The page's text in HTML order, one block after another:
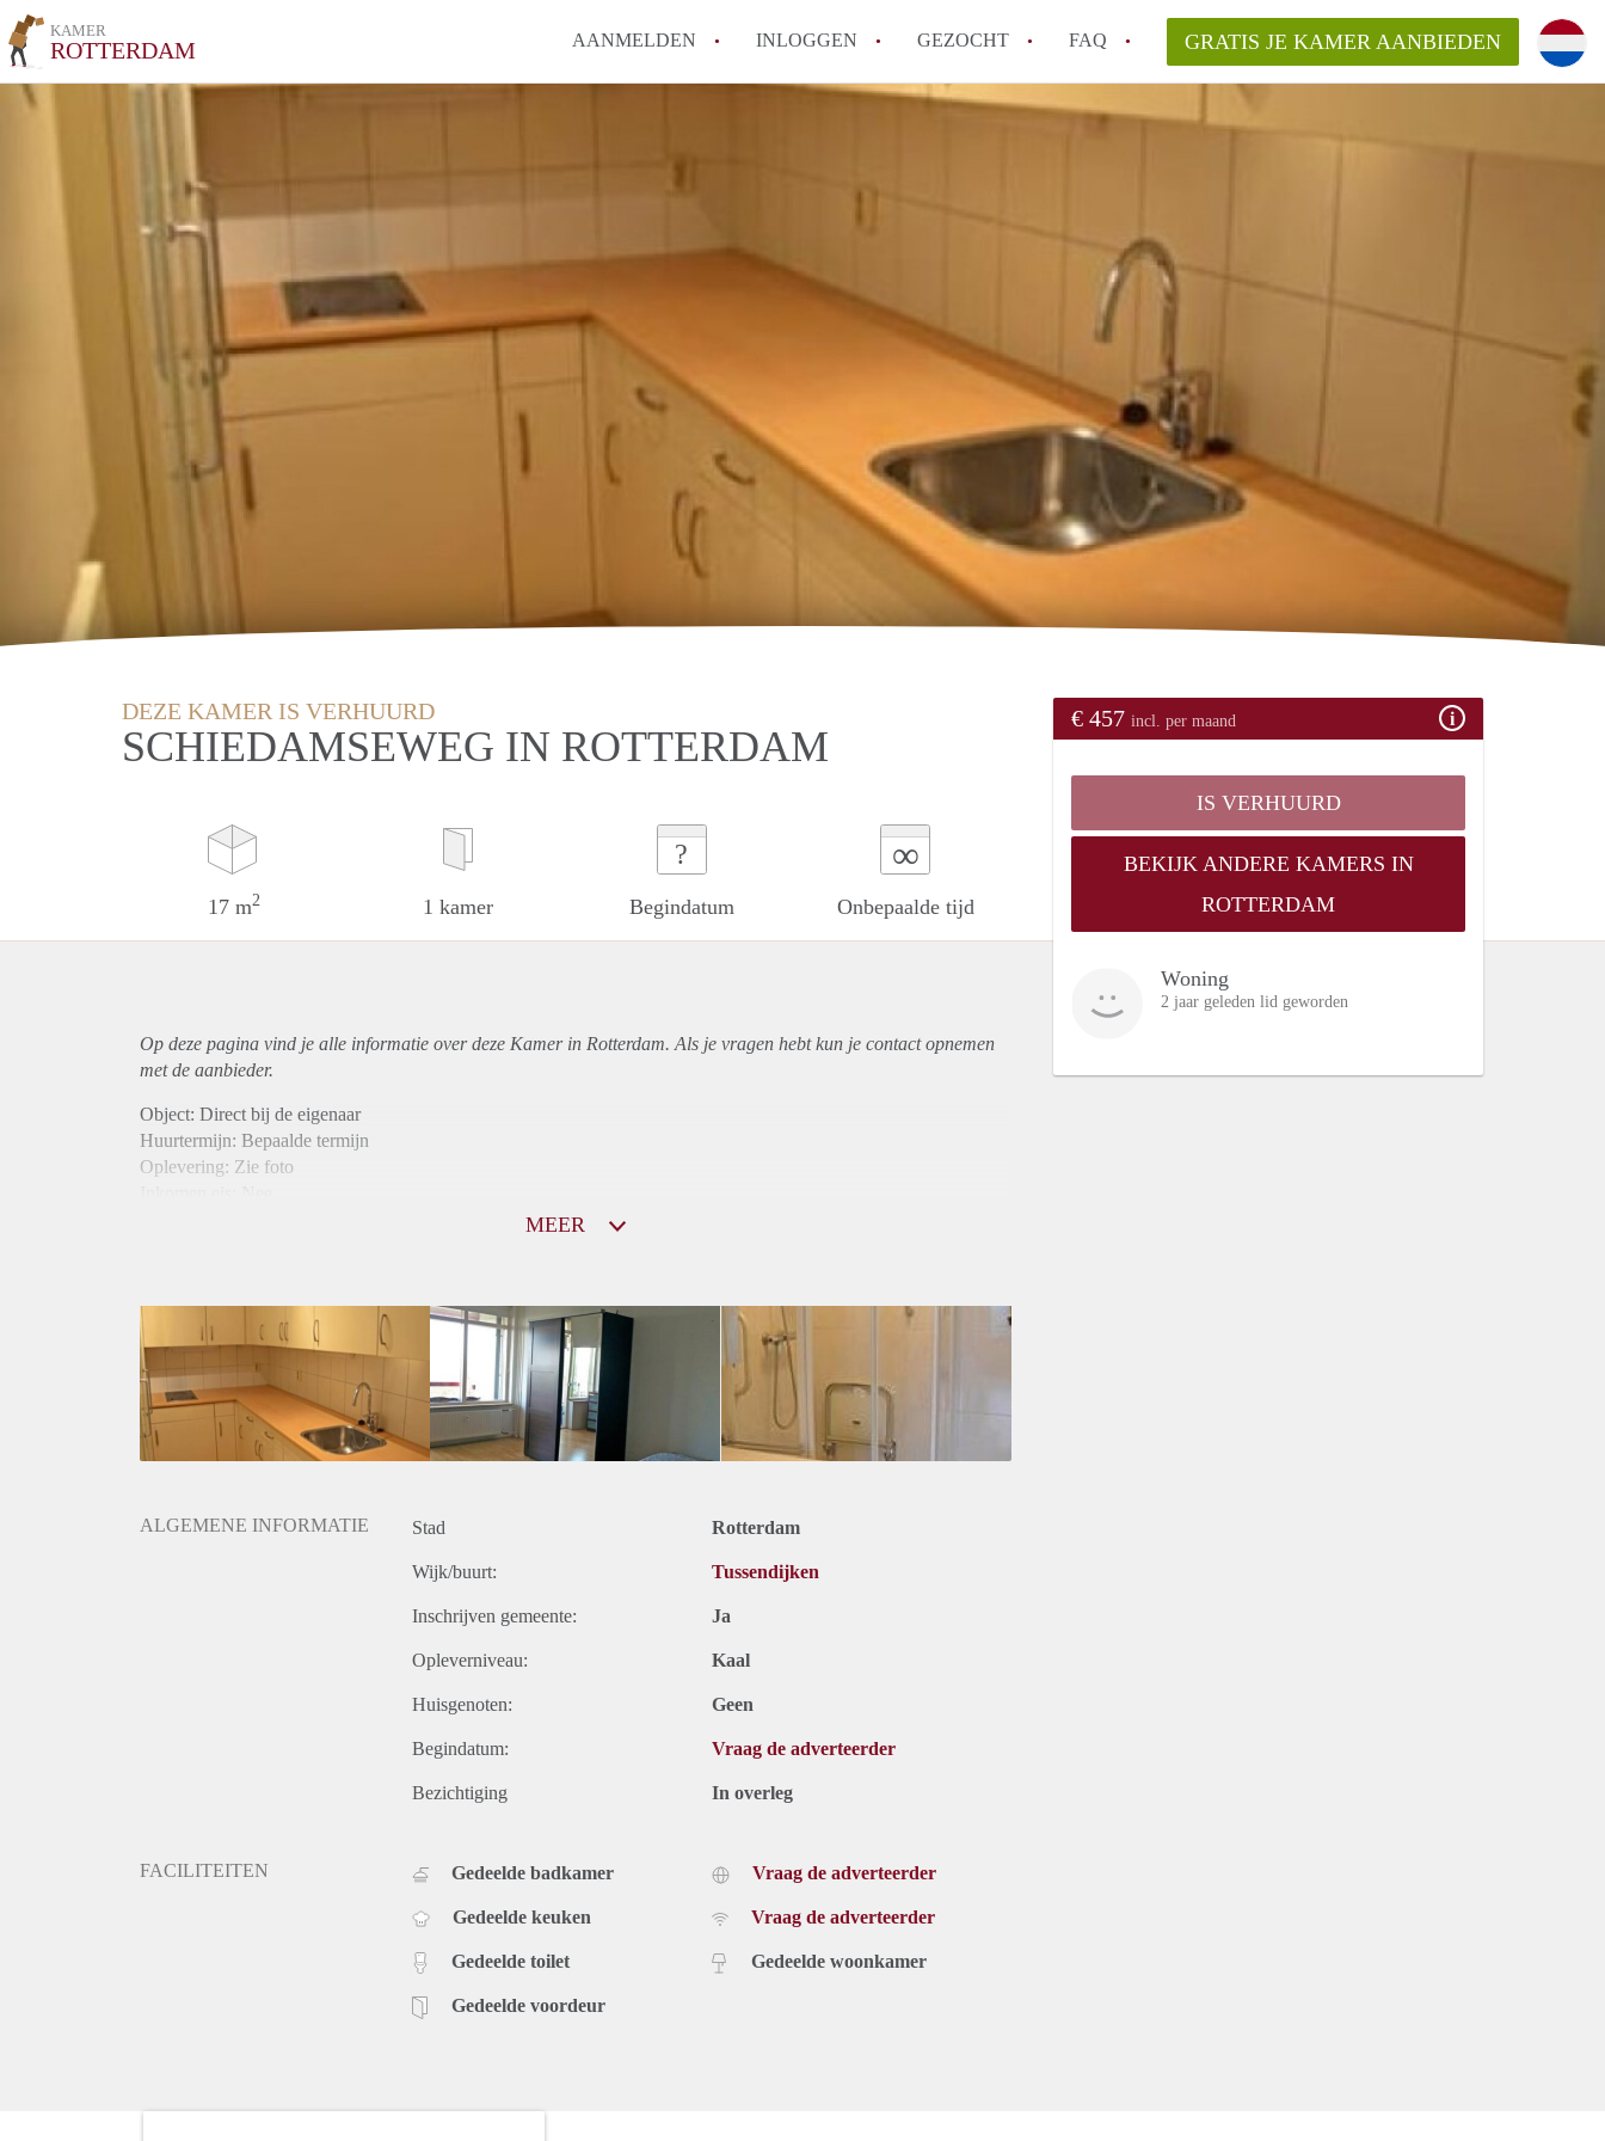
KAMER
ROTTERDAM AANMELDEN INLOGGEN GEZOCHT FAQ
Moet ik mij inschrijven bij de gemeente als ik een kamer huur in
Hoe groot is de kans dat ik snel een kamer vind?
Wat kost een studentenkamer gemiddeld in Rotterdam?
In welke wijken van Rotterdam kan ik het beste wonen als student?
Hoe vind ik een kamer in Rotterdam?
Alle veelgestelde vragen
GRATIS JE KAMER AANBIEDEN
DEZE KAMER IS VERHUURD
SCHIEDAMSEWEG IN ROTTERDAM
17 m2 1 kamer
?
Begindatum
∞
Onbepaalde tijd
€ 457 incl. per maand
IS VERHUURD
BEKIJK ANDERE KAMERS IN
ROTTERDAM
Woning
2 jaar geleden lid geworden
Op deze pagina vind je alle informatie over deze Kamer in Rotterdam. Als je vragen hebt kun je contact opnemen
met de aanbieder.
Object: Direct bij de eigenaar
Huurtermijn: Bepaalde termijn
Oplevering: Zie foto
Gedeelde Douche: Ja
Gedeelde woonkamer: Ja
Huisgenoten: Ja
Geslacht huisgenoten: Gemengd
MEER
ALGEMENE INFORMATIE Stad Rotterdam
Wijk/buurt: Tussendijken
Inschrijven gemeente: Ja
Opleverniveau: Kaal
Huisgenoten: Geen
Begindatum: Vraag de adverteerder
Bezichtiging In overleg
FACILITEITEN Gedeelde badkamer
Gedeelde keuken
Gedeelde toilet
Gedeelde voordeur
Vraag de adverteerder
Vraag de adverteerder
Gedeelde woonkamer